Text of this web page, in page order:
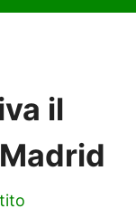
il